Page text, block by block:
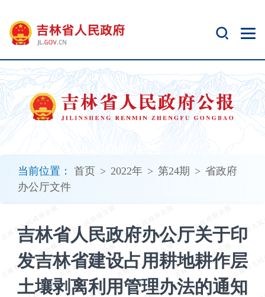
当前位置： 首页 > 2022年 > 第24期 > 省政府
办公厅文件
吉林省人民政府办公厅关于印
发吉林省建设占用耕地耕作层
土壤剥离利用管理办法的通知
开
无
障
碍
说
明
加